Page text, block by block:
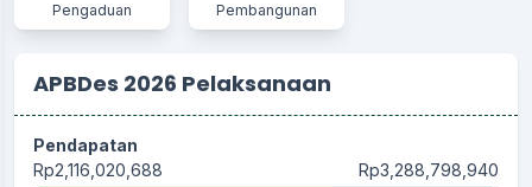
Pengaduan Pembangunan
APBDes 2026 Pelaksanaan
Pendapatan
Rp2,116,020,688
Rp3,288,798,940